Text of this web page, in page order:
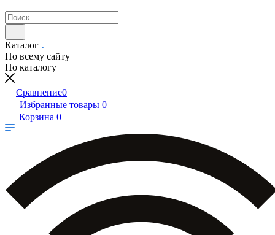
Каталог
По всему сайту
По каталогу
Сравнение0
Избранные товары 0
Корзина 0